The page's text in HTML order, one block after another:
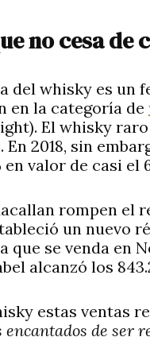
no cesa de
del whisky es un
en la categoría de
El whisky
En 2018, sin
valor de casi el
rompen el
un nuevo
que se venda en
alcanzó los
estas ventas
encantados de ser